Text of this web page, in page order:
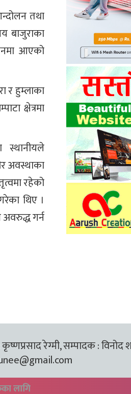
तथा
बाजुराका
आएको
र हुम्लाका
क्षेत्रमा
स्थानीयले
अवस्थाका
रहेको
थिए ।
गर्न
रेग्मी, सम्पादक : विनोद
लागि